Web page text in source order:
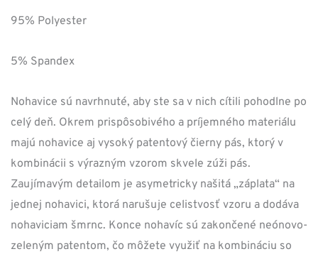
95% Polyester
5% Spandex
Nohavice sú navrhnuté, aby ste sa v nich cítili pohodlne po
celý deň. Okrem prispôsobivého a príjemného materiálu
majú nohavice aj vysoký patentový čierny pás, ktorý v
kombinácii s výrazným vzorom skvele zúži pás.
Zaujímavým detailom je asymetricky našitá „záplata“ na
jednej nohavici, ktorá narušuje celistvosť vzoru a dodáva
nohaviciam šmrnc. Konce nohavíc sú zakončené neónovo-
zeleným patentom, čo môžete využiť na kombináciu so